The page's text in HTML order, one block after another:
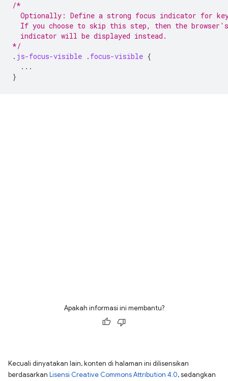
/*
Optionally: Define a strong focus indicator for
If you choose to skip this step, then the
  indicator will be displayed instead.
*/
. js-focus-visible . focus-visible {
...
}
Apakah informasi ini membantu?
Kecuali dinyatakan lain, konten di halaman ini dilisensikan
berdasarkan Lisensi Creative Commons Attribution 4.0, sedangkan